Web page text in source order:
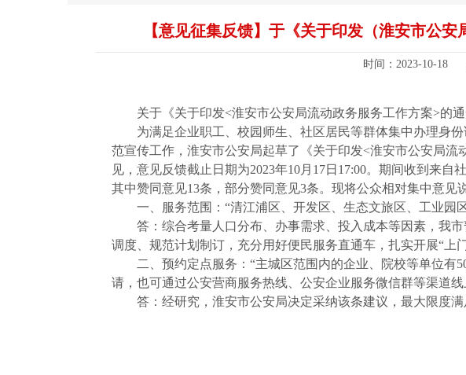
【意见征集反馈】于《关于印发（淮安市公
时间：2023-10-
关于《关于印发<淮安市公安局流动政务服务工作方案>的
为满足企业职工、校园师生、社区居民等群体集中办理身
范宣传工作，淮安市公安局起草了《关于印发<淮安市公安局
见，意见反馈截止日期为2023年10月17日17:00。期间收到来
其中赞同意见13条，部分赞同意见3条。现将公众相对集中意见
一、服务范围：“清江浦区、开发区、生态文旅区、工业园
答：综合考量人口分布、办事需求、投入成本等因素，我
调度、规范计划制订，充分用好便民服务直通车，扎实开展“上
二、预约定点服务：“主城区范围内的企业、院校等单位
请，也可通过公安营商服务热线、公安企业服务微信群等渠道
答：经研究，淮安市公安局决定采纳该条建议，最大限度满